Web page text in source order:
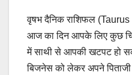
वृषभ दैनिक राशिफल
आज का दिन आपके लिए कुछ
में साथी से आपकी खटपट हो
बिजनेस को लेकर अपने